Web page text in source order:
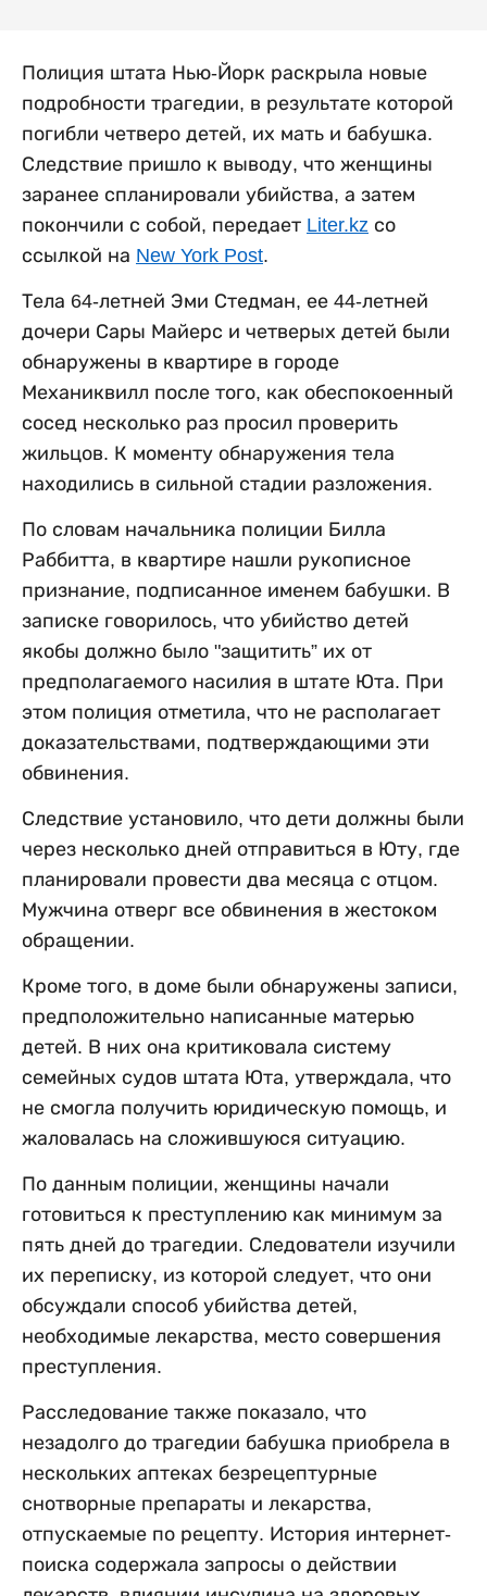
Полиция штата Нью-Йорк раскрыла новые
подробности трагедии, в результате которой
погибли четверо детей, их мать и бабушка.
Следствие пришло к выводу, что женщины
заранее спланировали убийства, а затем
покончили с собой, передает Liter.kz со
ссылкой на New York Post.
Тела 64-летней Эми Стедман, ее 44-летней
дочери Сары Майерс и четверых детей были
обнаружены в квартире в городе
Механиквилл после того, как обеспокоенный
сосед несколько раз просил проверить
жильцов. К моменту обнаружения тела
находились в сильной стадии разложения.
По словам начальника полиции Билла
Раббитта, в квартире нашли рукописное
признание, подписанное именем бабушки. В
записке говорилось, что убийство детей
якобы должно было "защитить” их от
предполагаемого насилия в штате Юта. При
этом полиция отметила, что не располагает
доказательствами, подтверждающими эти
обвинения.
Следствие установило, что дети должны были
через несколько дней отправиться в Юту, где
планировали провести два месяца с отцом.
Мужчина отверг все обвинения в жестоком
обращении.
Кроме того, в доме были обнаружены записи,
предположительно написанные матерью
детей. В них она критиковала систему
семейных судов штата Юта, утверждала, что
не смогла получить юридическую помощь, и
жаловалась на сложившуюся ситуацию.
По данным полиции, женщины начали
готовиться к преступлению как минимум за
пять дней до трагедии. Следователи изучили
их переписку, из которой следует, что они
обсуждали способ убийства детей,
необходимые лекарства, место совершения
преступления.
Расследование также показало, что
незадолго до трагедии бабушка приобрела в
нескольких аптеках безрецептурные
снотворные препараты и лекарства,
отпускаемые по рецепту. История интернет-
поиска содержала запросы о действии